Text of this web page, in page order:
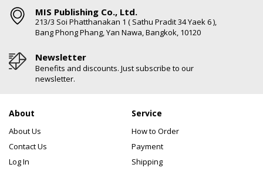
MIS Publishing Co., Ltd.
213/3 Soi Phatthanakan 1 ( Sathu Pradit 34 Yaek 6 ),
Bang Phong Phang, Yan Nawa, Bangkok, 10120
Newsletter
Benefits and discounts. Just subscribe to our
newsletter.
About
About Us
Contact Us
Log In
Service
How to Order
Payment
Shipping